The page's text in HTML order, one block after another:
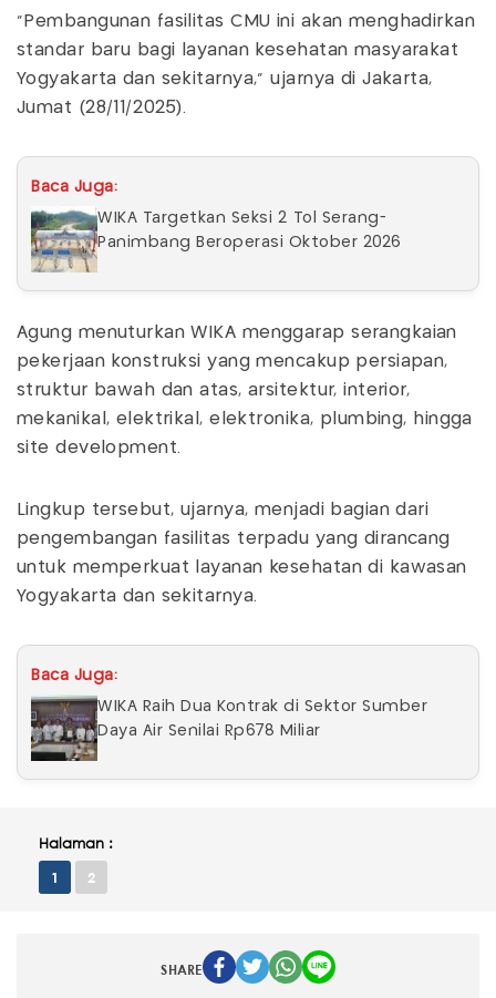
"Pembangunan fasilitas CMU ini akan menghadirkan
standar baru bagi layanan kesehatan masyarakat
Yogyakarta dan sekitarnya," ujarnya di Jakarta,
Jumat (28/11/2025).
Baca Juga:
WIKA Targetkan Seksi 2 Tol Serang-
Panimbang Beroperasi Oktober 2026
Agung menuturkan WIKA menggarap serangkaian
pekerjaan konstruksi yang mencakup persiapan,
struktur bawah dan atas, arsitektur, interior,
mekanikal, elektrikal, elektronika, plumbing, hingga
site development.
Lingkup tersebut, ujarnya, menjadi bagian dari
pengembangan fasilitas terpadu yang dirancang
untuk memperkuat layanan kesehatan di kawasan
Yogyakarta dan sekitarnya.
Baca Juga:
WIKA Raih Dua Kontrak di Sektor Sumber
Daya Air Senilai Rp678 Miliar
Halaman :
1 2
SHARE